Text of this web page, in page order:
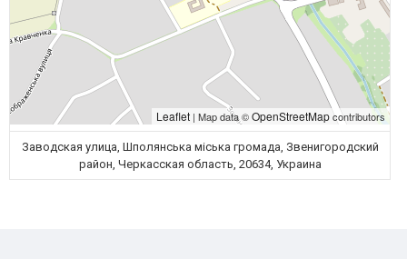
Leaflet | Map data ©OpenStreetMapcontributors
Заводская улица, Шполянська міська громада, Звенигородский
район, Черкасская область, 20634, Украина